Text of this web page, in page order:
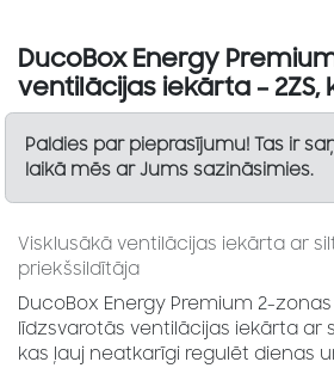
DucoBox Energy
ventilācijas iekārta – 2ZS,
Paldies par pieprasījumu! Tas ir
laikā mēs ar Jums sazināsimies.
Visklusākā ventilācijas iekārta ar
priekšsildītāja
DucoBox Energy Premium 2-
līdzsvarotās ventilācijas iekārta ar
kas ļauj neatkarīgi regulēt dienas